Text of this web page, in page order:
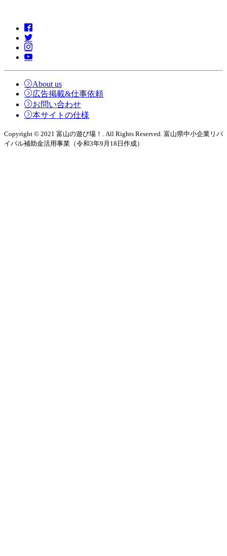
About us
広告掲載&仕事依頼
お問い合わせ
本サイトの仕様
Copyright © 2021 富山の遊び場！. All Rights Reserved. 富山県中小企業リバ
イバル補助金活用事業（令和3年9月18日作成）